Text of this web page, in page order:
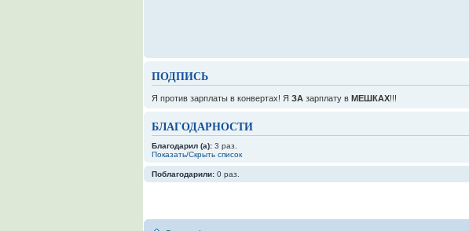
ПОДПИСЬ
Я против зарплаты в конвертах! Я ЗА зарплату в МЕШКАХ!!!
БЛАГОДАРНОСТИ
Благодарил (а): 3 раз.
Показать/Скрыть список
Поблагодарили: 0 раз.